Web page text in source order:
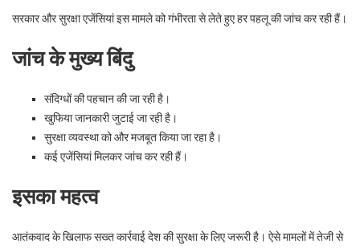
सरकार और सुरक्षा एजेंसियां इस मामले को गंभीरता से लेते हुए हर पहलू की जांच कर रही हैं।
जांच के मुख्य बिंदु
संदिग्धों की पहचान की जा रही है।
खुफिया जानकारी जुटाई जा रही है।
सुरक्षा व्यवस्था को और मजबूत किया जा रहा है।
कई एजेंसियां मिलकर जांच कर रही हैं।
इसका महत्व
आतंकवाद के खिलाफ सख्त कार्रवाई देश की सुरक्षा के लिए जरूरी है। ऐसे मामलों में तेजी से